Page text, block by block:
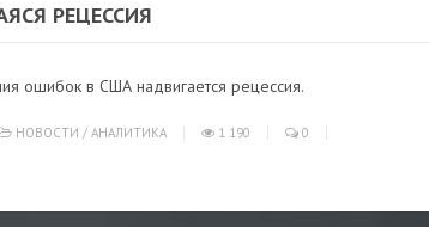
РЕЦЕССИЯ
ошибок в США надвигается рецессия.
НОВОСТИ / АНАЛИТИКА 1 190 0